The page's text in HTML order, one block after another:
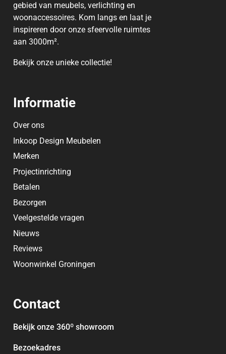
gebied van meubels, verlichting en
woonaccessoires. Kom langs en laat je
inspireren door onze sfeervolle ruimtes
aan 3000m².
Bekijk onze unieke collectie!
Informatie
Over ons
Inkoop Design Meubelen
Merken
Projectinrichting
Betalen
Bezorgen
Veelgestelde vragen
Nieuws
Reviews
Woonwinkel Groningen
Contact
Bekijk onze 360ºshowroom
Bezoekadres